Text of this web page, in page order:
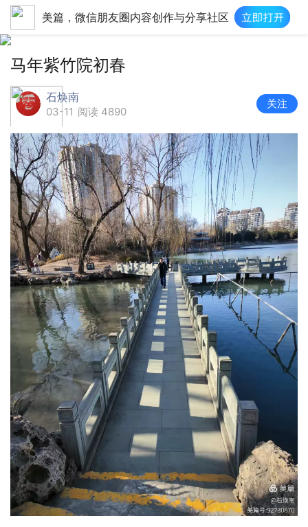
美篇，微信朋友圈内容创作与分享社区
马年紫竹院初春
石焕南
03-11 阅读 4890
关注